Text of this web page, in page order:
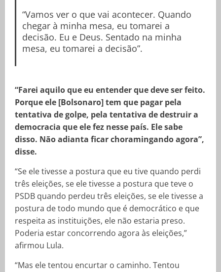
“Vamos ver o que vai acontecer. Quando
chegar à minha mesa, eu tomarei a
decisão. Eu e Deus. Sentado na minha
mesa, eu tomarei a decisão”.
“Farei aquilo que eu entender que deve ser feito.
Porque ele [Bolsonaro] tem que pagar pela
tentativa de golpe, pela tentativa de destruir a
democracia que ele fez nesse país. Ele sabe
disso. Não adianta ficar choramingando agora”,
disse.
“Se ele tivesse a postura que eu tive quando perdi
três eleições, se ele tivesse a postura que teve o
PSDB quando perdeu três eleições, se ele tivesse a
postura de todo mundo que é democrático e que
respeita as instituições, ele não estaria preso.
Poderia estar concorrendo agora às eleições,”
afirmou Lula.
“Mas ele tentou encurtar o caminho. Tentou